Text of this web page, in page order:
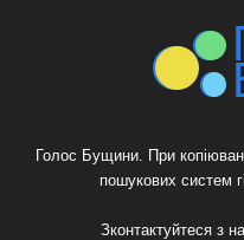
Голос Бущини. При
пошукових систем
Зконтактуйтеся з